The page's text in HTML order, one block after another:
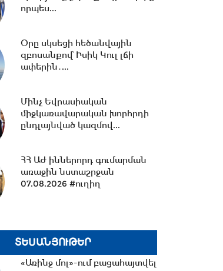
մարզի երեք համայնք՝...
հարցը որոշելու վերաբերյալ...
շնորհավորական ուղերձ է
հղել Ռուբեն Ռուբինյանին...
հանձնվելու է
հավատարմագրային...
12:36 -Խնդիր ենք դրել 2026-
որպես...
Օրը սկսեցի հեծանվային
զբոսանքով՝ Իսիկ Կուլ լճի
ափերին․...
Մինչ Եվրասիական
միջկառավարական խորհրդի
ընդլայնված կազմով...
ՀՀ ԱԺ իններորդ գումարման
առաջին նստաշրջան
07.08.2026 #ուղիղ
ՏԵՍԱՆՅՈՒԹԵՐ
«Առինջ մոլ»-ում բացահայտվել